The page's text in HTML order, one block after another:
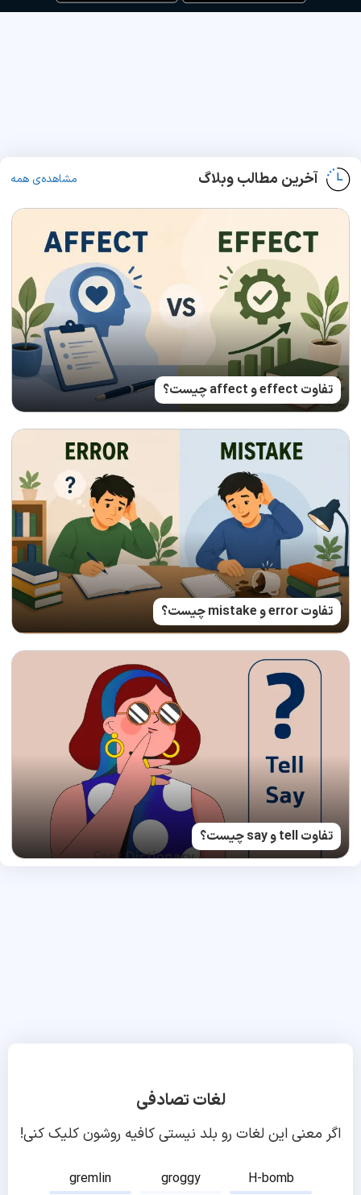
آخرین مطالب وبلاگ مشاهده‌ی همه
تفاوت effect و affect چیست؟
تفاوت error و mistake چیست؟
تفاوت tell و say چیست؟
لغات تصادفی
اگر معنی این لغات رو بلد نیستی کافیه روشون کلیک کنی!
gremlin groggy
H-bomb